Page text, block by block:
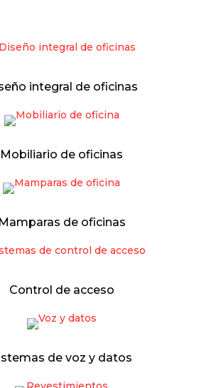
integral de oficinas
Mobiliario de oficinas
Mamparas de oficinas
Control de acceso
de voz y datos